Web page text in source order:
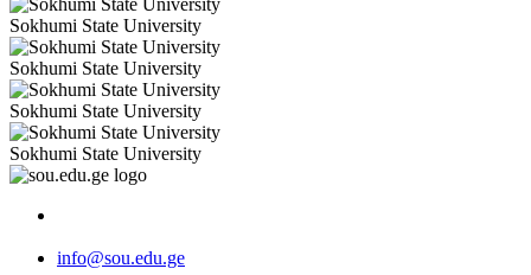
Sokhumi State University
Sokhumi State University
Sokhumi State University
Sokhumi State University
info@sou.edu.ge